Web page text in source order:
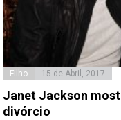
Filho 15 de Abril, 2017
Janet Jackson
divórcio